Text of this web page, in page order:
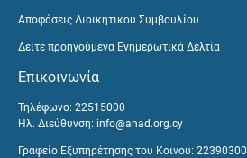
Αποφάσεις Διοικητικού Συμβουλίου
Δείτε προηγούμενα Ενημερωτικά Δελτία
Επικοινωνία
Τηλέφωνο: 22515000
Ηλ. Διεύθυνση: info@anad.org.cy
Γραφείο Εξυπηρέτησης του Κοινού: 22390300